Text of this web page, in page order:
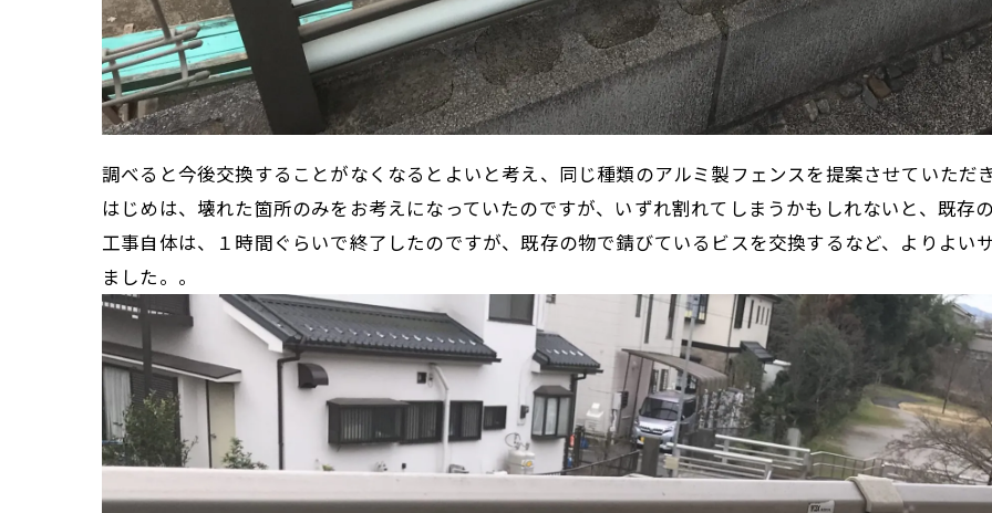
調べると今後交換することがなくなるとよいと考え、同じ種類のアルミ製フェンスを提案させていただ
はじめは、壊れた箇所のみをお考えになっていたのですが、いずれ割れてしまうかもしれないと、既存
工事自体は、１時間ぐらいで終了したのですが、既存の物で錆びているビスを交換するなど、よりよい
ました。。